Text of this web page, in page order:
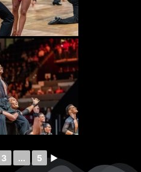
3 ... 5 ►